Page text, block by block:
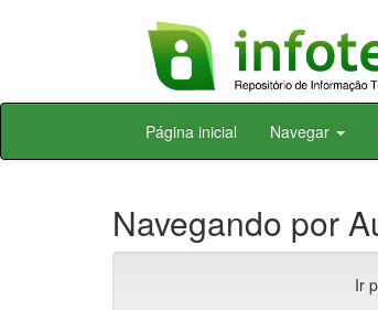
Skip
Página inicial Navegar
Navegando por
Ir